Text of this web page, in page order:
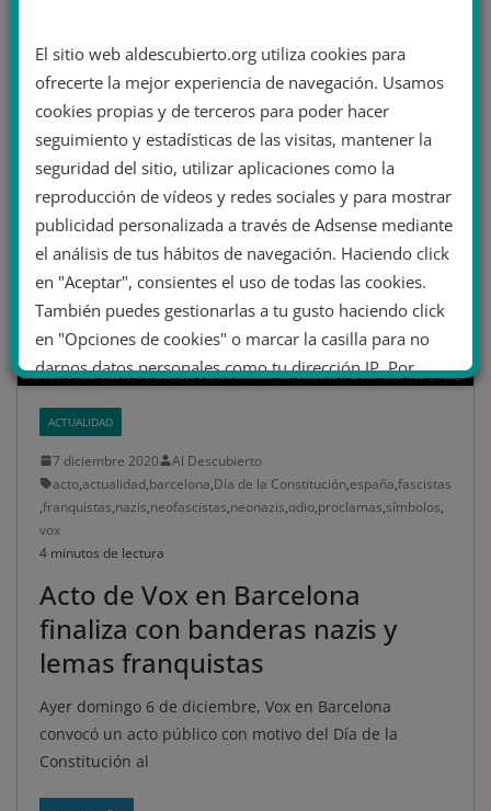
ACTUALIDAD
7 diciembre 2020
Al Descubierto
acto,actualidad,barcelona,Día de la Constitución,españa,fascistas
,franquistas,nazis,neofascistas,neonazis,odio,proclamas,símbolos,
vox
4 minutos de lectura
Acto de Vox en Barcelona
finaliza con banderas nazis y
lemas franquistas
Ayer domingo 6 de diciembre, Vox en Barcelona
convocó un acto público con motivo del Día de la
Constitución al
El sitio web aldescubierto.org utiliza cookies para
ofrecerte la mejor experiencia de navegación. Usamos
cookies propias y de terceros para poder hacer
seguimiento y estadísticas de las visitas, mantener la
seguridad del sitio, utilizar aplicaciones como la
reproducción de vídeos y redes sociales y para mostrar
publicidad personalizada a través de Adsense mediante
el análisis de tus hábitos de navegación. Haciendo click
en "Aceptar", consientes el uso de todas las cookies.
También puedes gestionarlas a tu gusto haciendo click
en "Opciones de cookies" o marcar la casilla para no
darnos datos personales como tu dirección IP. Por
No dar mi información personal
Política de cookies